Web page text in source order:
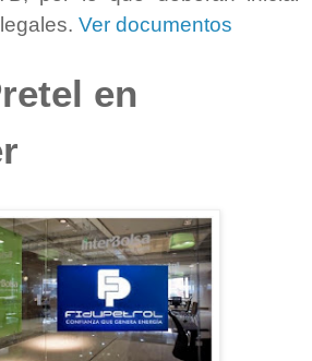
Ver documentos
en